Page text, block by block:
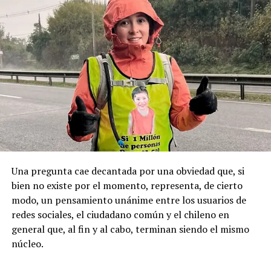
autoridad y mantenía vínculos con sectores políticos
locales, principalmente de derecha.
Pese a la gravedad a la gravedad de los hechos, no se
registraron declaraciones públicas de su partido ni
sanciones políticas posteriores.
permanente y se haga justicia con esta posesión
geopolítica que es tan importante”.
Recordemos que el 21 de Septiembre de 1883 se produjo
la Toma de Posesión del Estrecho de Magallanes, donde
el capitán Juan Guillermos y 23 tripulantes a bordo de la
Goleta de Guerra Ancud de la Armada tomaron posesión
de estas tierras patagónicas donde izaron la bandera
nacional declarando este territorio como parte de Chile.
Una pregunta cae decantada por una obviedad que, si
bien no existe por el momento, representa, de cierto
modo, un pensamiento unánime entre los usuarios de
redes sociales, el ciudadano común y el chileno en
general que, al fin y al cabo, terminan siendo el mismo
núcleo.